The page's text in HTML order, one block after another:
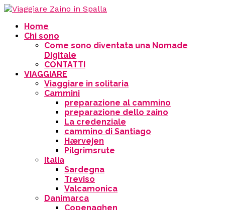
Home
Chi sono
Come sono diventata una Nomade
Digitale
CONTATTI
VIAGGIARE
Viaggiare in solitaria
Cammini
preparazione al cammino
preparazione dello zaino
La credenziale
cammino di Santiago
Hærvejen
Pilgrimsrute
Italia
Sardegna
Treviso
Valcamonica
Danimarca
Copenaghen